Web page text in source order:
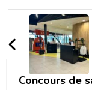
Navigation
d'article
Concours de